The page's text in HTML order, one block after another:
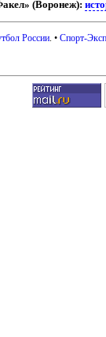
(Воронеж):
России . •Спорт-